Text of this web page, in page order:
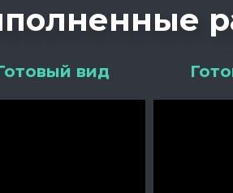
вид